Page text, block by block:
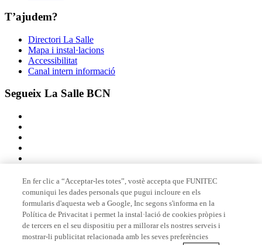
T’ajudem?
Directori La Salle
Mapa i instal·lacions
Accessibilitat
Canal intern informació
Segueix La Salle BCN
Membre de
Acreditacions
En fer clic a “Acceptar-les totes”, vostè accepta que FUNITEC
comuniqui les dades personals que pugui incloure en els
formularis d'aquesta web a Google, Inc segons s'informa en la
Política de Privacitat i permet la instal·lació de cookies pròpies i
de tercers en el seu dispositiu per a millorar els nostres serveis i
mostrar-li publicitat relacionada amb les seves preferències